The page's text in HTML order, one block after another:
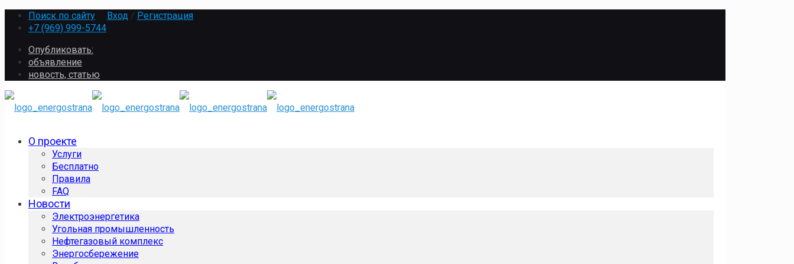
Поиск по сайту Вход / Регистрация
+7 (969) 999-5744
Опубликовать:
объявление
новость, статью
О проекте
Услуги
Бесплатно
Правила
FAQ
Новости
Электроэнергетика
Угольная промышленность
Нефтегазовый комплекс
Энергосбережение